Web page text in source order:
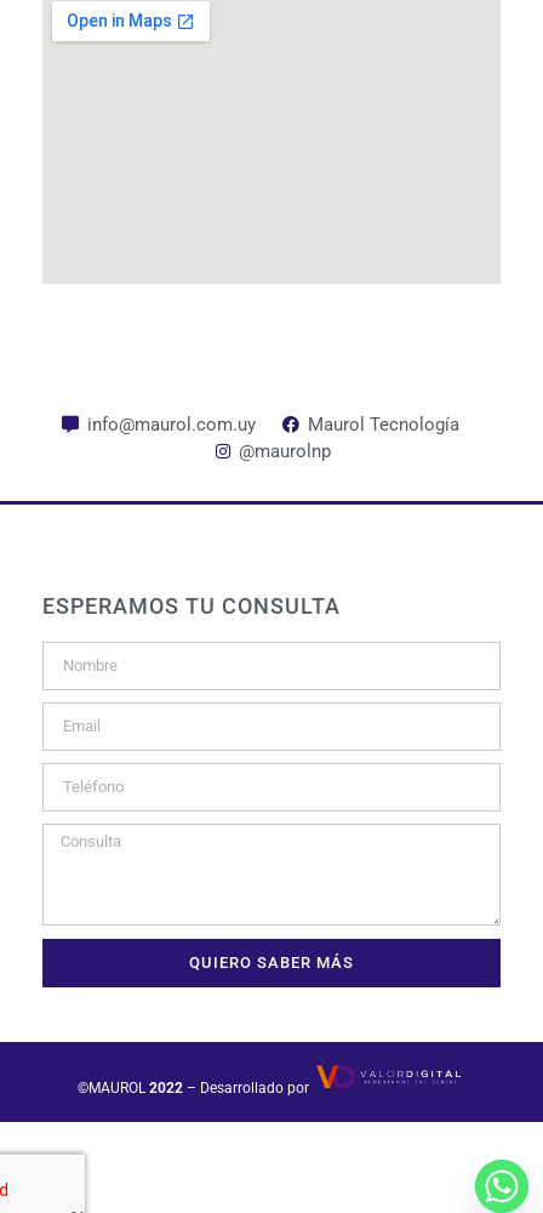
info@maurol.com.uy
Maurol Tecnología
@maurolnp
ESPERAMOS TU CONSULTA
QUIERO SABER MÁS
©MAUROL 2022 – Desarrollado por